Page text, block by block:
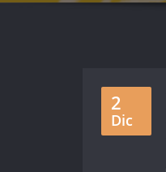
2
Dic